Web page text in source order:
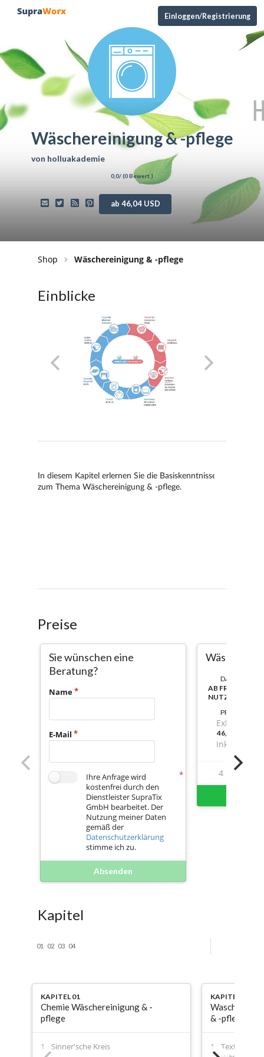
Einloggen/Registrierung
Wäschereinigung & -pflege
von holluakademie
0,0/ (0 Bewert.)
ab 46,04 USD
Shop Wäschereinigung & -pflege
Einblicke
Preise
Sie wünschen eine
Beratung?
Name
E-Mail
Ihre Anfrage wird
kostenfrei durch den
Dienstleister SupraTix
GmbH bearbeitet. Der
Nutzung meiner Daten
gemäß der
Datenschutzerklärung
stimme ich zu.
Absenden
DAUER:
AB
NUTZBAR
PREIS
Exkl. Mwst.
Inkl. Mwst.
4 10
Kapitel
01 02 03 04
KAPITEL 01
Chemie Wäschereinigung & -
pflege
Sinner'sche Kreis
KAPITEL 02
& -pflege
Textilkunde